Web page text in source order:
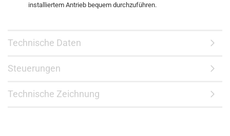
installiertem Antrieb bequem durchzuführen.
Technische Daten
Steuerungen
Technische Zeichnung